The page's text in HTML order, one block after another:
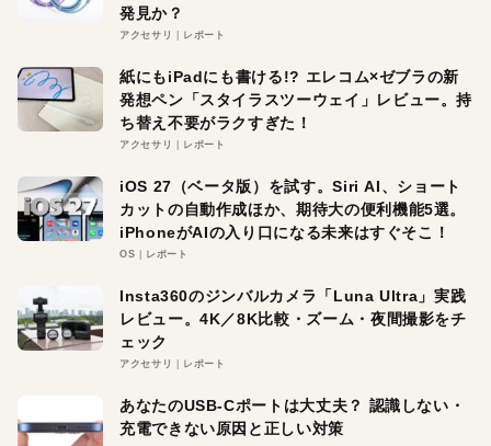
発見か？
アクセサリ レポート
紙にもiPadにも書ける!? エレコム×ゼブラの新
発想ペン「スタイラスツーウェイ」レビュー。持
ち替え不要がラクすぎた！
アクセサリ レポート
iOS 27（ベータ版）を試す。Siri AI、ショート
カットの自動作成ほか、期待大の便利機能5選。
iPhoneがAIの入り口になる未来はすぐそこ！
OS レポート
Insta360のジンバルカメラ「Luna Ultra」実践
レビュー。4K／8K比較・ズーム・夜間撮影をチ
ェック
アクセサリ レポート
あなたのUSB-Cポートは大丈夫？ 認識しない・
充電できない原因と正しい対策